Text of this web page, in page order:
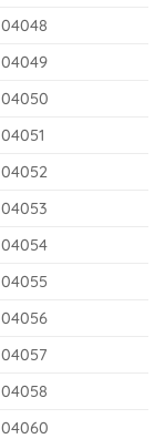
04048
04049
04050
04051
04052
04053
04054
04055
04056
04057
04058
04060